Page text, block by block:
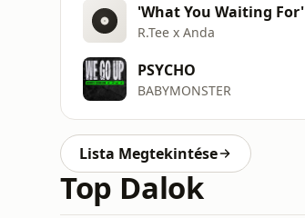
'What You Waiting For'
R.Tee x Anda
PSYCHO
BABYMONSTER
Lista Megtekintése
Top Dalok